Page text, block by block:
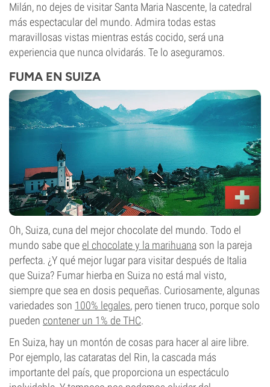
Milán, no dejes de visitar Santa Maria Nascente, la catedral
más espectacular del mundo. Admira todas estas
maravillosas vistas mientras estás cocido, será una
experiencia que nunca olvidarás. Te lo aseguramos.
FUMA EN SUIZA
Oh, Suiza, cuna del mejor chocolate del mundo. Todo el
mundo sabe queel chocolate y la marihuana son la pareja
perfecta. ¿Y qué mejor lugar para visitar después de Italia
que Suiza? Fumar hierba en Suiza no está mal visto,
siempre que sea en dosis pequeñas. Curiosamente, algunas
variedades son 100% legales, pero tienen truco, porque solo
pueden contener un 1% de THC.
En Suiza, hay un montón de cosas para hacer al aire libre.
Por ejemplo, las cataratas del Rin, la cascada más
importante del país, que proporciona un espectáculo